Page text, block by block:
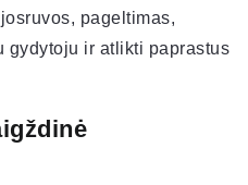
pageltimas,
gydytoju ir atlikti paprastus